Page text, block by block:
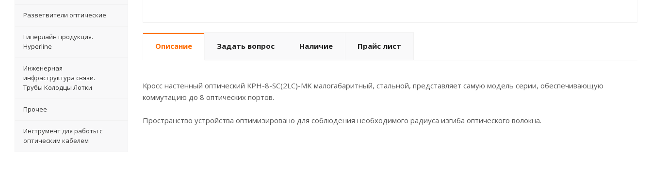
Описание Задать вопрос Наличие Прайс лист
Кросс настенный оптический КРН-8-SC(2LC)-MK малогабаритный, стальной, представляет самую модель серии, обеспечивающую
коммутацию до 8 оптических портов.
Пространство устройства оптимизировано для соблюдения необходимого радиуса изгиба оптического волокна.
Разветвители оптические
Гиперлайн продукция.
Hyperline
Инженерная
инфраструктура связи.
Трубы Колодцы Лотки
Прочее
Инструмент для работы с
оптическим кабелем